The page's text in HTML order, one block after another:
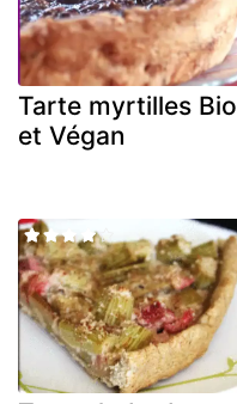
Tarte myrtilles Bio
et Végan